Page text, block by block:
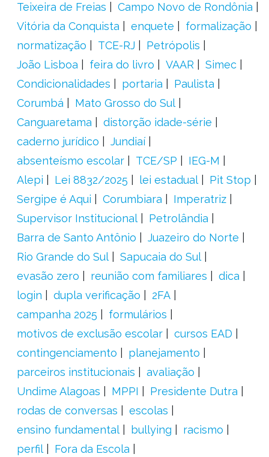
Teixeira de Freias
Campo Novo de Rondônia
Vitória da Conquista
enquete
formalização
normatização
TCE-RJ
Petrópolis
João Lisboa
feira do livro VAAR
Simec
Condicionalidades
portaria
Paulista
Corumbá
Mato Grosso do Sul
Canguaretama
distorção idade-série
caderno jurídico
Jundiaí
absenteísmo escolar
TCE/SP
IEG-M
Alepi
Lei 8832/2025 lei estadual
Pit Stop
Sergipe é Aqui
Corumbiara
Imperatriz
Supervisor Institucional
Petrolândia
Barra de Santo Antônio
Juazeiro do Norte
Rio Grande do Sul
Sapucaia do Sul
evasão zero
reunião com familiares
dica
login
dupla verificação
2FA
campanha 2025
formulários
motivos de exclusão escolar
cursos EAD
contingenciamento
planejamento
parceiros institucionais
avaliação
Undime Alagoas
MPPI
Presidente Dutra
rodas de conversas
escolas
ensino fundamental
bullying
racismo
perfil
Fora da Escola